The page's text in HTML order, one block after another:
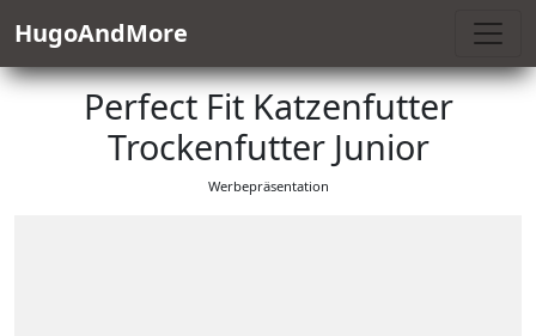
HugoAndMore
Perfect Fit Katzenfutter
Trockenfutter Junior
Werbepräsentation